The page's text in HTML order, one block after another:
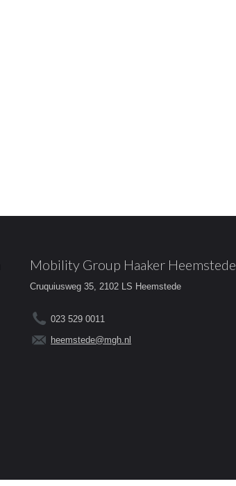
Mobility Group Haaker Heemstede
Cruquiusweg 35, 2102 LS Heemstede
023 529 0011
heemstede@mgh.nl